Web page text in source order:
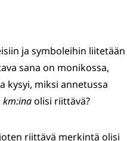
ja symboleihin liitetään
sana on monikossa,
kysyi, miksi annetussa
km:inaolisi riittävä?
riittävä merkintä olisi